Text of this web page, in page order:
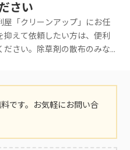
さい
「クリーンアップ」にお任
えて依頼したい方は、便利
さい。除草剤の散布のみな
の雑草が生い茂って何から手
の木が伸びて駐車場の車に
に支障を来し、除草剤散布
です。お気軽にお問い合